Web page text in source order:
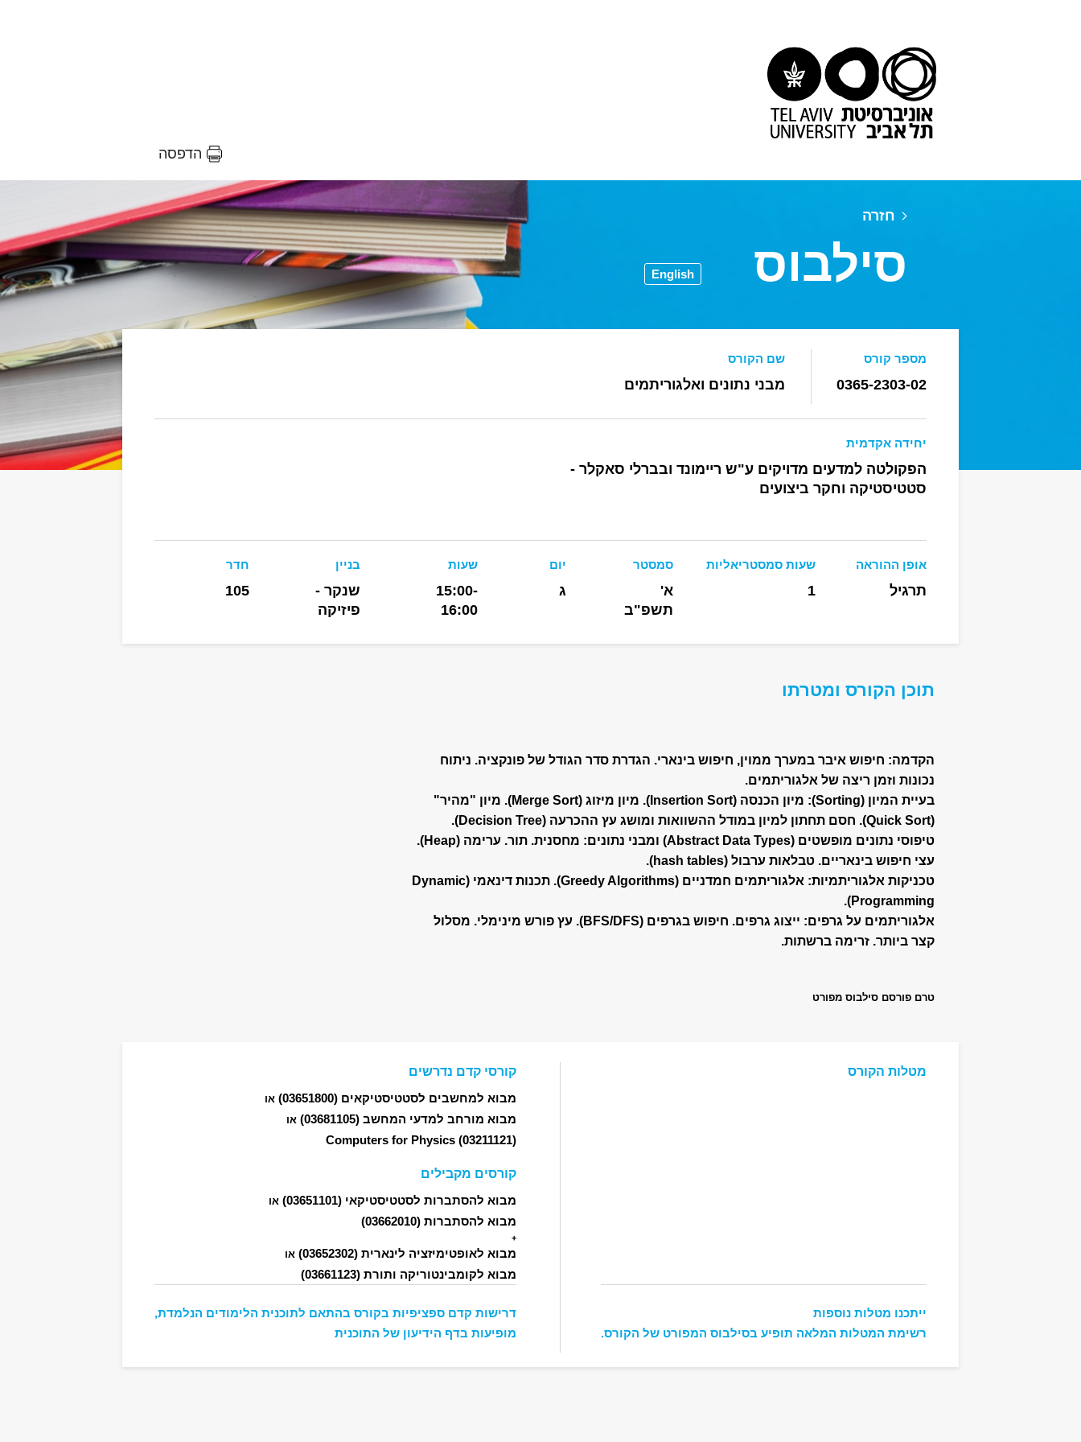
הדפסה
חזרה
סילבוס English
מספר קורס
0365-2303-02
שם הקורס
מבני נתונים ואלגוריתמים
יחידה אקדמית
הפקולטה למדעים מדויקים ע"ש ריימונד ובברלי סאקלר -
סטטיסטיקה וחקר ביצועים
אופן ההוראה
תרגיל
שעות סמסטריאליות
1
סמסטר
א'
תשפ"ב
יום
ג
שעות
15:00-
16:00
בניין
שנקר -
פיזיקה
חדר
105
תוכן הקורס ומטרתו
הקדמה: חיפוש איבר במערך ממוין, חיפוש בינארי. הגדרת סדר הגודל של פונקציה. ניתוח
נכונות וזמן ריצה של אלגוריתמים.
בעיית המיון (Sorting): מיון הכנסה (Insertion Sort). מיון מיזוג (Merge Sort). מיון "מהיר"
(Quick Sort). חסם תחתון למיון במודל ההשוואות ומושג עץ ההכרעה (Decision Tree).
טיפוסי נתונים מופשטים (Abstract Data Types) ומבני נתונים: מחסנית. תור. ערימה (Heap).
עצי חיפוש בינאריים. טבלאות ערבול (hash tables).
טכניקות אלגוריתמיות: אלגוריתמים חמדניים (Greedy Algorithms). תכנות דינאמי (Dynamic
Programming).
אלגוריתמים על גרפים: ייצוג גרפים. חיפוש בגרפים (BFS/DFS). עץ פורש מינימלי. מסלול
קצר ביותר. זרימה ברשתות.
טרם פורסם סילבוס מפורט
מטלות הקורס
ייתכנו מטלות נוספות
רשימת המטלות המלאה תופיע בסילבוס המפורט של הקורס.
קורסי קדם נדרשים
מבוא למחשבים לסטטיסטיקאים (03651800) או
מבוא מורחב למדעי המחשב (03681105) או
Computers for Physics (03211121)
קורסים מקבילים
מבוא להסתברות לסטטיסטיקאי (03651101) או
מבוא להסתברות (03662010)
+
מבוא לאופטימיזציה לינארית (03652302) או
מבוא לקומבינטוריקה ותורת (03661123)
דרישות קדם ספציפיות בקורס בהתאם לתוכנית הלימודים הנלמדת,
מופיעות בדף הידיעון של התוכנית